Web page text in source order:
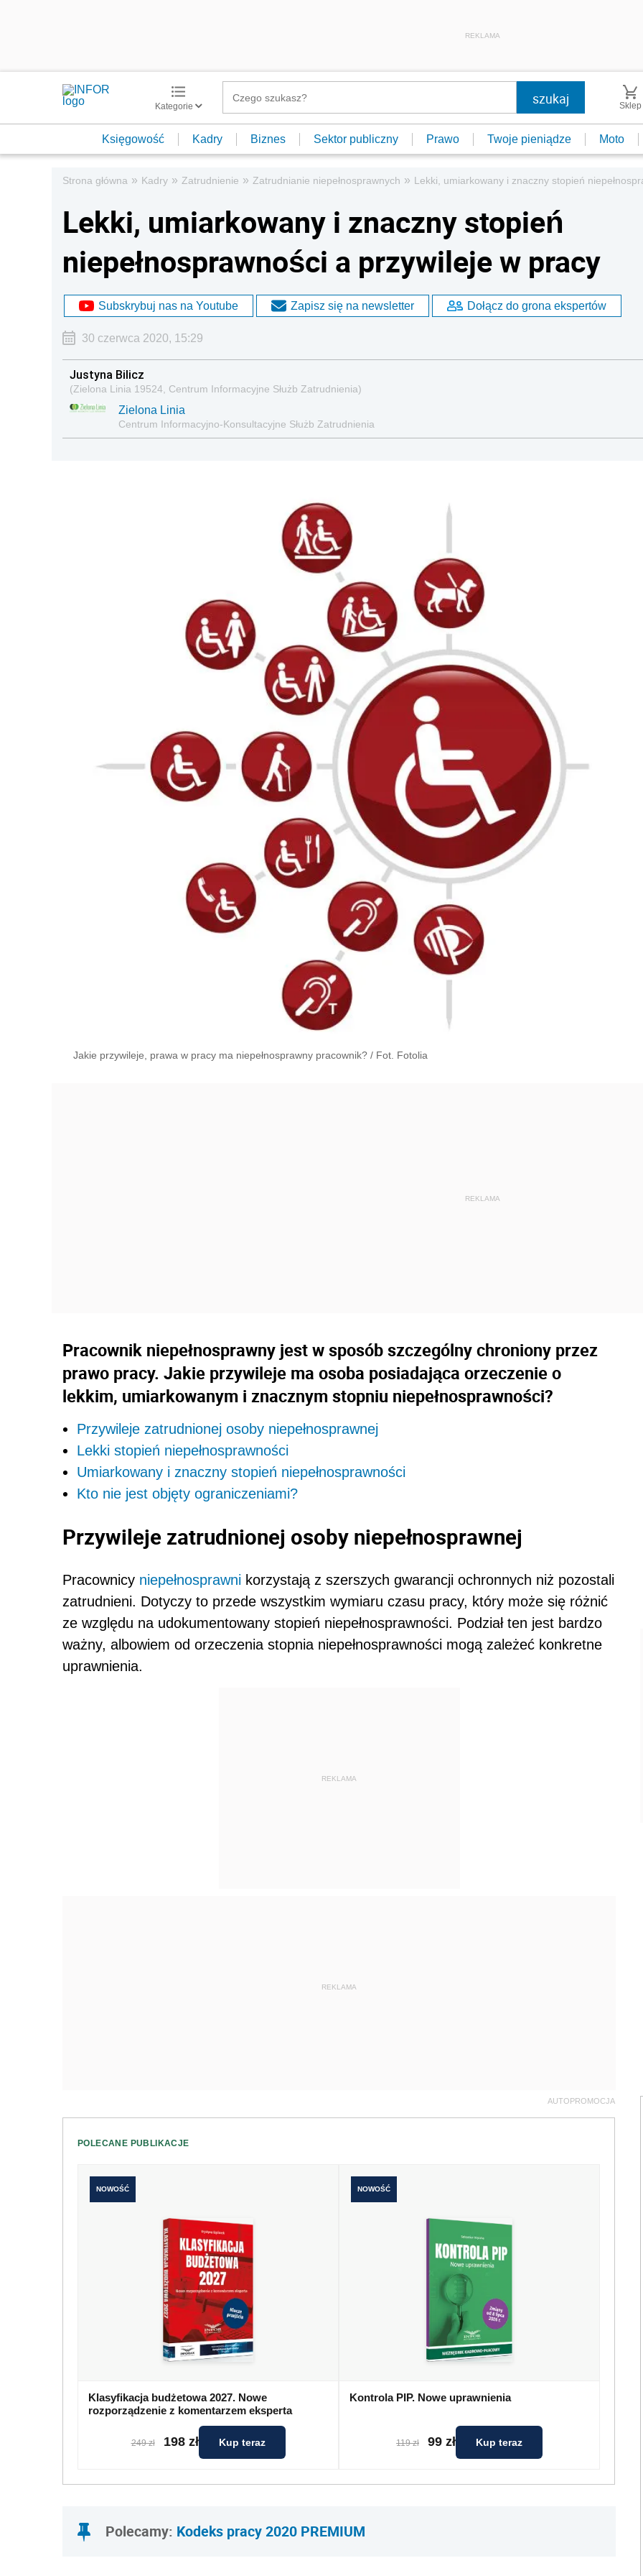
REKLAMA
Kategorie Sklep
Księgowość Kadry Biznes Sektor publiczny Prawo Twoje pieniądze Moto
Strona główna » Kadry » Zatrudnienie » Zatrudnianie niepełnosprawnych » Lekki, umiarkowany i znaczny stopień
Lekki, umiarkowany i znaczny stopień
niepełnosprawności a przywileje w pracy
Subskrybuj nas na Youtube Zapisz się na newsletter Dołącz do grona ekspertów
30 czerwca 2020, 15:29
Justyna Bilicz
(Zielona Linia 19524, Centrum Informacyjne Służb Zatrudnienia)
Zielona Linia
Centrum Informacyjno-Konsultacyjne Służb Zatrudnienia
Jakie przywileje, prawa w pracy ma niepełnosprawny pracownik? / Fot. Fotolia
Pracownik niepełnosprawny jest w sposób szczególny chroniony przez
prawo pracy. Jakie przywileje ma osoba posiadająca orzeczenie o
lekkim, umiarkowanym i znacznym stopniu niepełnosprawności?
Przywileje zatrudnionej osoby niepełnosprawnej
Lekki stopień niepełnosprawności
Umiarkowany i znaczny stopień niepełnosprawności
Kto nie jest objęty ograniczeniami?
Przywileje zatrudnionej osoby niepełnosprawnej
Pracownicy niepełnosprawni korzystają z szerszych gwarancji ochronnych niż pozostali
zatrudnieni. Dotyczy to przede wszystkim wymiaru czasu pracy, który może się różnić
ze względu na udokumentowany stopień niepełnosprawności. Podział ten jest bardzo
ważny, albowiem od orzeczenia stopnia niepełnosprawności mogą zależeć konkretne
uprawnienia.
REKLAMA
REKLAMA
AUTOPROMOCJA
POLECANE PUBLIKACJE
NOWOŚĆ
Klasyfikacja budżetowa 2027. Nowe
rozporządzenie z komentarzem eksperta
249 zł 198 zł Kup teraz
NOWOŚĆ
Kontrola PIP. Nowe uprawnienia
119 zł 99 zł Kup teraz
Polecamy: Kodeks pracy 2020 PREMIUM